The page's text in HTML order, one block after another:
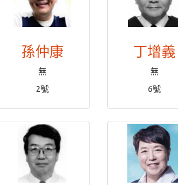
孫仲康
無
2號
丁增義
無
6號